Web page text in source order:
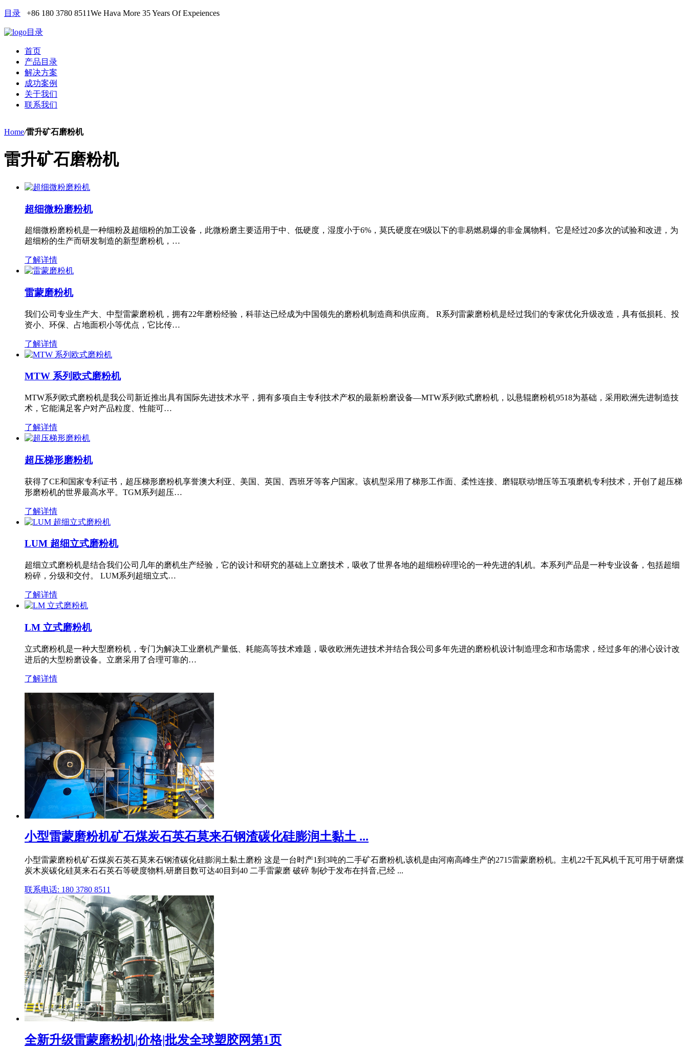
目录 +86 180 3780 8511We Hava More 35 Years Of Expeiences
目录
首页
产品目录
解决方案
成功案例
关于我们
联系我们
Home/雷升矿石磨粉机
雷升矿石磨粉机
超细微粉磨粉机
超细微粉磨粉机是一种细粉及超细粉的加工设备，此微粉磨主要适用于中、低硬度，湿度小于6%，莫氏硬度在9级以下的非易燃易爆的非金属物料。它是经过20多次的试验和改进，为
超细粉的生产而研发制造的新型磨粉机，…
了解详情
雷蒙磨粉机
我们公司专业生产大、中型雷蒙磨粉机，拥有22年磨粉经验，科菲达已经成为中国领先的磨粉机制造商和供应商。 R系列雷蒙磨粉机是经过我们的专家优化升级改造，具有低损耗、投
资小、环保、占地面积小等优点，它比传…
了解详情
MTW 系列欧式磨粉机
MTW系列欧式磨粉机是我公司新近推出具有国际先进技术水平，拥有多项自主专利技术产权的最新粉磨设备—MTW系列欧式磨粉机，以悬辊磨粉机9518为基础，采用欧洲先进制造技
术，它能满足客户对产品粒度、性能可…
了解详情
超压梯形磨粉机
获得了CE和国家专利证书，超压梯形磨粉机享誉澳大利亚、美国、英国、西班牙等客户国家。该机型采用了梯形工作面、柔性连接、磨辊联动增压等五项磨机专利技术，开创了超压梯
形磨粉机的世界最高水平。TGM系列超压…
了解详情
LUM 超细立式磨粉机
超细立式磨粉机是结合我们公司几年的磨机生产经验，它的设计和研究的基础上立磨技术，吸收了世界各地的超细粉碎理论的一种先进的轧机。本系列产品是一种专业设备，包括超细
粉碎，分级和交付。 LUM系列超细立式…
了解详情
LM 立式磨粉机
立式磨粉机是一种大型磨粉机，专门为解决工业磨机产量低、耗能高等技术难题，吸收欧洲先进技术并结合我公司多年先进的磨粉机设计制造理念和市场需求，经过多年的潜心设计改
进后的大型粉磨设备。立磨采用了合理可靠的…
了解详情
小型雷蒙磨粉机矿石煤炭石英石莫来石钢渣碳化硅膨润土黏土 ...
小型雷蒙磨粉机矿石煤炭石英石莫来石钢渣碳化硅膨润土黏土磨粉 这是一台时产1到3吨的二手矿石磨粉机,该机是由河南高峰生产的2715雷蒙磨粉机。主机22千瓦风机千瓦可用于研磨煤
炭木炭碳化硅莫来石石英石等硬度物料,研磨目数可达40目到40 二手雷蒙磨 破碎 制砂于发布在抖音,已经 ...
联系电话: 180 3780 8511
全新升级雷蒙磨粉机|价格|批发全球塑胶网第1页